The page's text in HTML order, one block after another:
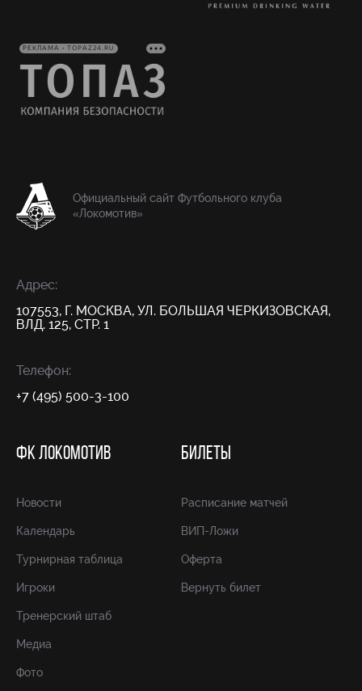
РЕКЛАМА • TOPAZ24.RU
Официальный сайт Футбольного клуба
«Локомотив»
Адрес:
107553, Г. МОСКВА, УЛ. БОЛЬШАЯ ЧЕРКИЗОВСКАЯ,
ВЛД. 125, СТР. 1
Телефон:
+7 (495) 500-3-100
ФК ЛОКОМОТИВ
Новости
Календарь
Турнирная таблица
Игроки
Тренерский штаб
Медиа
Фото
БИЛЕТЫ
Расписание матчей
ВИП-Ложи
Оферта
Вернуть билет